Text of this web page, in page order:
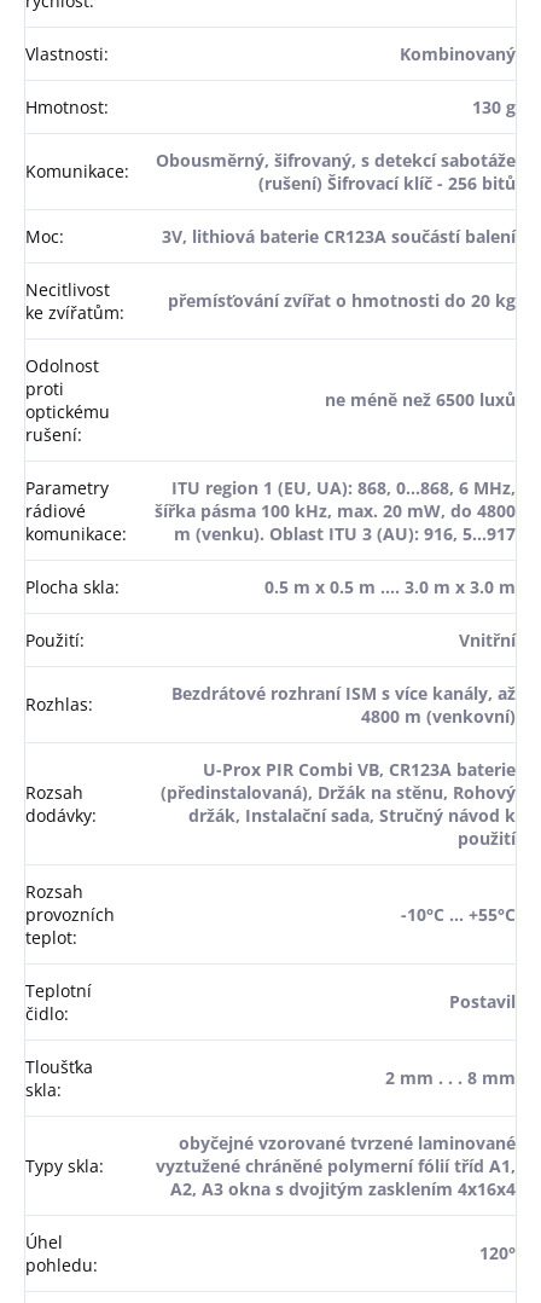
Vlastnosti: Kombinovaný
Hmotnost: 130 g
Komunikace:
Obousměrný, šifrovaný, s detekcí sabotáže
(rušení) Šifrovací klíč - 256 bitů
Moc: 3V, lithiová baterie CR123A součástí balení
Necitlivost
ke zvířatům:
přemísťování zvířat o hmotnosti do 20 kg
Odolnost
proti
optickému
rušení:
ne méně než 6500 luxů
Parametry
rádiové
komunikace:
ITU region 1 (EU, UA): 868, 0...868, 6 MHz,
šířka pásma 100 kHz, max. 20 mW, do 4800
m (venku). Oblast ITU 3 (AU): 916, 5...917
Plocha skla: 0.5 m x 0.5 m .... 3.0 m x 3.0 m
Použití: Vnitřní
Rozhlas:
Bezdrátové rozhraní ISM s více kanály, až
4800 m (venkovní)
Rozsah
dodávky:
U-Prox PIR Combi VB, CR123A baterie
(předinstalovaná), Držák na stěnu, Rohový
držák, Instalační sada, Stručný návod k
použití
Rozsah
provozních
teplot:
-10°C … +55°C
Teplotní
čidlo:
Postavil
Tloušťka
skla:
2 mm . . . 8 mm
Typy skla:
obyčejné vzorované tvrzené laminované
vyztužené chráněné polymerní fólií tříd A1,
A2, A3 okna s dvojitým zasklením 4x16x4
Úhel
pohledu:
120°